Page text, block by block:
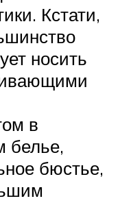
Кстати,
носить
в
белье,
бюстье,